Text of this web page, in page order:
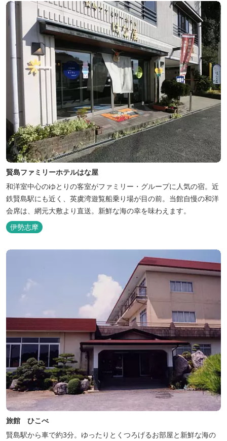
賢島ファミリーホテルはな屋
和洋室中心のゆとりの客室がファミリー・グループに人気の宿。近
鉄賢島駅にも近く、英虞湾遊覧船乗り場が目の前。当館自慢の和洋
会席は、網元大敷より直送。新鮮な海の幸を味わえます。
伊勢志摩
旅館 ひこべ
賢島駅から車で約3分。ゆったりとくつろげるお部屋と新鮮な海の